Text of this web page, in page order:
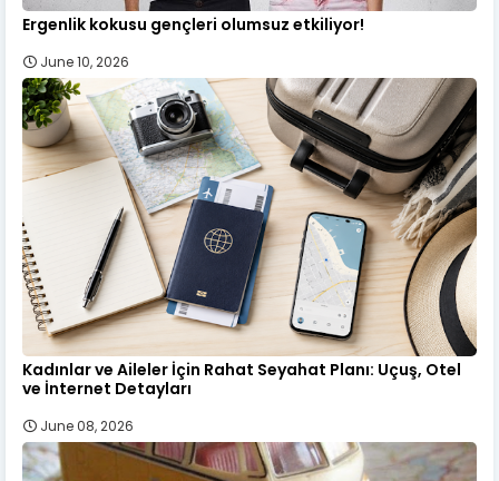
Ergenlik kokusu gençleri olumsuz etkiliyor!
June 10, 2026
Kadınlar ve Aileler İçin Rahat Seyahat Planı: Uçuş, Otel
ve İnternet Detayları
June 08, 2026